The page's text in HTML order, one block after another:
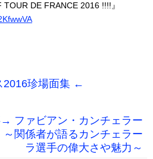
DE FRANCE 2016 !!!!』
2016珍場面集 ←
ファビアン・カンチェラー
関係者が語るカンチェラー
ラ選手の偉大さや魅力～